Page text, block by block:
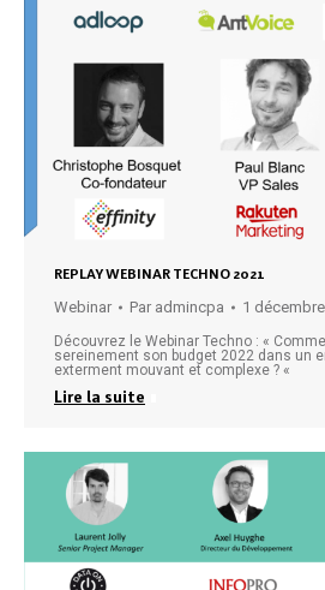
REPLAY WEBINAR TECHNO 2021
Webinar Par admincpa 1
Découvrez le Webinar Techno : «
sereinement son budget 2022 dans un
exterment mouvant et complexe ? «
Lire la suite